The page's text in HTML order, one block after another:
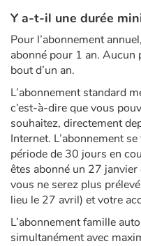
Documentaires
En famille
À l'école
Fêtes et évènements
Amour et amitié
Sujets de société
Y a-t-il une durée
Pour l’abonnement
abonné pour 1 an. Aucun
bout d’un an.
L’abonnement standard
c’est-à-dire que vous
souhaitez, directement
Internet. L’abonnement
période de 30 jours en
êtes abonné un 27
vous ne serez plus
lieu le 27 avril) et votre
L’abonnement famille
simultanément avec